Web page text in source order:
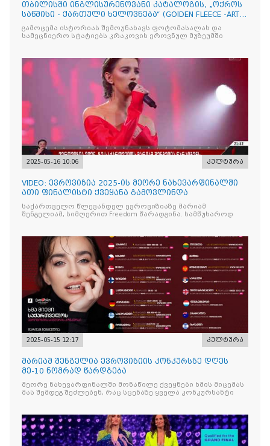
თბილისში ინგლისურენოვანი კატალოგის, „ოქროს
საწმისი - ქართული ხელოვნება“ (GOlDEN FLEECE -ART
OF GEORG
გამოცემა ისტორიას შემოუნახავს ფოტომასალას და
სამეცნიერო სტატიებს კრაკოვის ეროვნულ მუზეუმში
2025-05-16 10:06 კულტურა
VIDEO: ევროვიზია 2025-ის მეორე ნახევარფინალში
ათი ფინალისტი ქვეყანა გამოვლინდა
საქართველო წლევანდელ ევროვიზიაზე მარიამ
შენგელიამ, სიმღერით Freedom წარადგინა. სამწუხაროდ
2025-05-15 12:17 კულტურა
მარიამ შენგელია ევროვიზიის კონკურსზე დღეს
მე-10 ნომრად წარდგება
მეორე ნახევარფინალში მონაწილე ქვეყნები ხმის მიცემას
მას შემდეგ შეძლებენ, რაც სცენაზე ყველა კონკურსანტი